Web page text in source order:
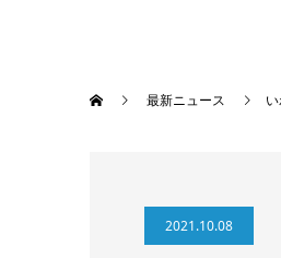
最新ニュース
2021.10.08